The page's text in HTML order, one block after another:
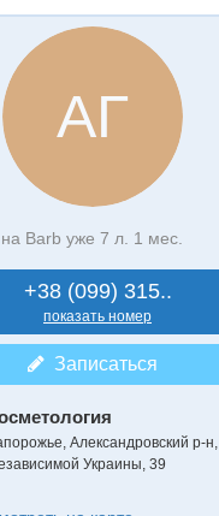
АГ
на Barb уже 7 л. 1 мес.
+38 (099) 315..
показать номер
Записаться
Александровский р-н,
Украины, 39